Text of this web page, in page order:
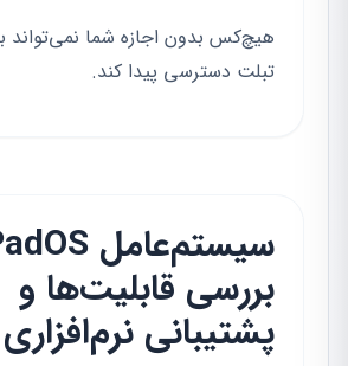
هیچ‌کس بدون اجازه شما نمی‌تواند
تبلت دسترسی پیدا کند.
بررسی قابلیت‌ها و
پشتیبانی نرم‌افزاری